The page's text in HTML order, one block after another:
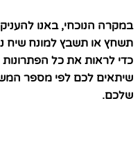
במקרה הנוכחי, באנו
תשחץ או תשבץ למונח שיח
כדי לראות את כל הפתרונות
שיתאים לכם לפי מספר
שלכם.